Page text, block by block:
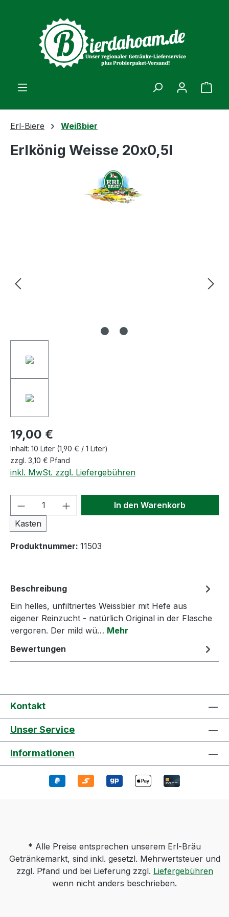
Erl-Biere Weißbier
Erlkönig Weisse 20x0,5l
19,00 €
Inhalt: 10 Liter (1,90 € / 1 Liter)
zzgl. 3,10 € Pfand
inkl. MwSt. zzgl. Liefergebühren
Produkt Anzahl: Gib den
Kasten
In den Warenkorb
Produktnummer: 11503
Beschreibung
Ein helles, unfiltriertes Weissbier mit Hefe aus
eigener Reinzucht - natürlich Original in der Flasche
vergoren. Der mild wü… Mehr
Bewertungen
Kontakt
Unser Service
Informationen
* Alle Preise entsprechen unserem Erl-Bräu
Getränkemarkt, sind inkl. gesetzl. Mehrwertsteuer und
zzgl. Pfand und bei Lieferung zzgl. Liefergebühren
wenn nicht anders beschrieben.